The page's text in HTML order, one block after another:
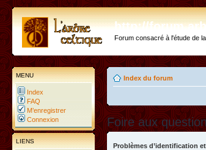
http://
Forum consacré à l'étude de
MENU
Index
FAQ
M’enregistrer
Connexion
LIENS
Index du forum
Foire aux
Problèmes d’identification